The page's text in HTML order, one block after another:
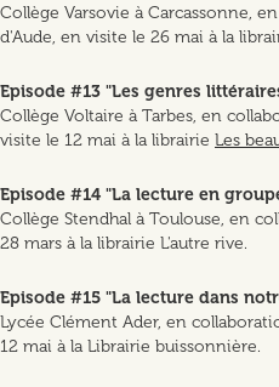
Collège Varsovie à Carcassonne,
d'Aude, en visite le 26 mai à la
Episode #13 "Les genres
Collège Voltaire à Tarbes, en
visite le 12 mai à la librairie Les
Episode #14 "La lecture en
Collège Stendhal à Toulouse, en
28 mars à la librairie L'autre rive.
Episode #15 "La lecture dans
Lycée Clément Ader, en
12 mai à la Librairie buissonnière.